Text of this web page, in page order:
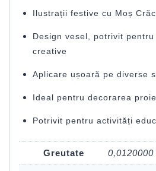
Ilustrații festive cu Moș
Design vesel, potrivit
creative
Aplicare ușoară pe diverse
Ideal pentru decorarea
Potrivit pentru activități
Greutate 0,0120000